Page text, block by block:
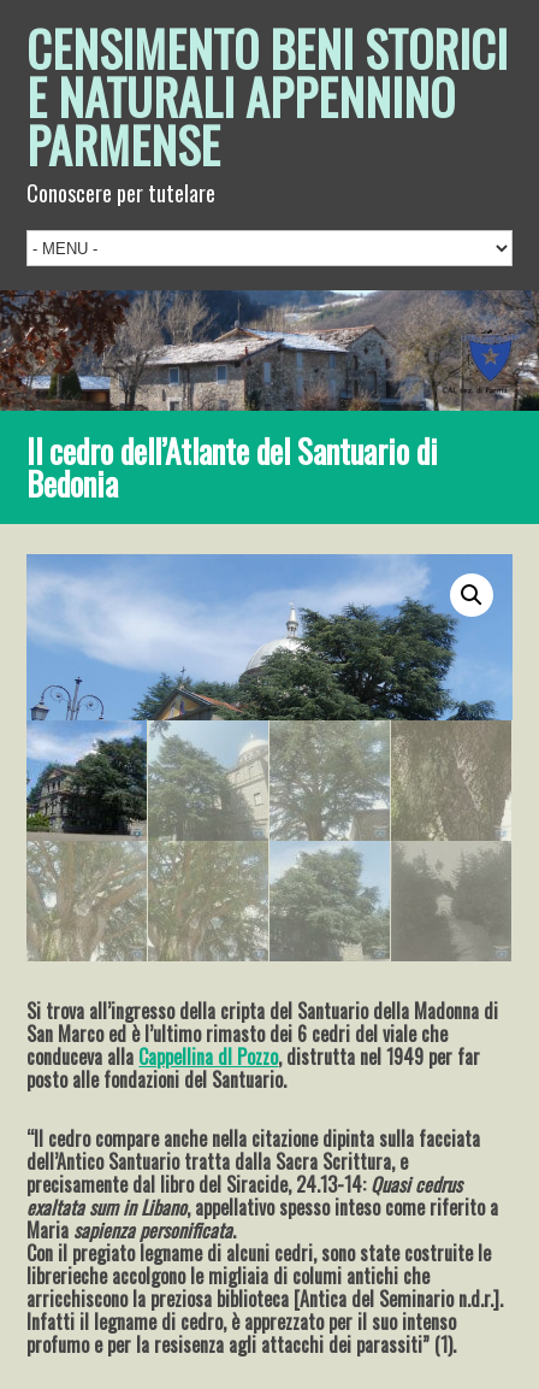
CENSIMENTO BENI STORICI
E NATURALI APPENNINO
PARMENSE
Conoscere per tutelare
Il cedro dell’Atlante del Santuario di
Bedonia
Si trova all’ingresso della cripta del Santuario della Madonna di
San Marco ed è l’ultimo rimasto dei 6 cedri del viale che
conduceva alla Cappellina dl Pozzo, distrutta nel 1949 per far
posto alle fondazioni del Santuario.
“Il cedro compare anche nella citazione dipinta sulla facciata
dell’Antico Santuario tratta dalla Sacra Scrittura, e
precisamente dal libro del Siracide, 24.13-14:Quasi cedrus
exaltata sum in Libano, appellativo spesso inteso come riferito a
Maria sapienza personificata.
Con il pregiato legname di alcuni cedri, sono state costruite le
librerieche accolgono le migliaia di columi antichi che
arricchiscono la preziosa biblioteca [Antica del Seminario n.d.r.].
Infatti il legname di cedro, è apprezzato per il suo intenso
profumo e per la resisenza agli attacchi dei parassiti” (1).